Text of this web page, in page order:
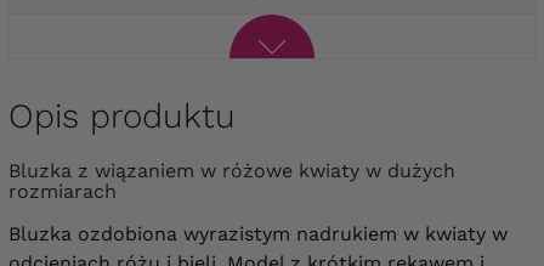
Opis produktu
Bluzka z wiązaniem w różowe kwiaty w dużych
rozmiarach
Bluzka ozdobiona wyrazistym nadrukiem w kwiaty w